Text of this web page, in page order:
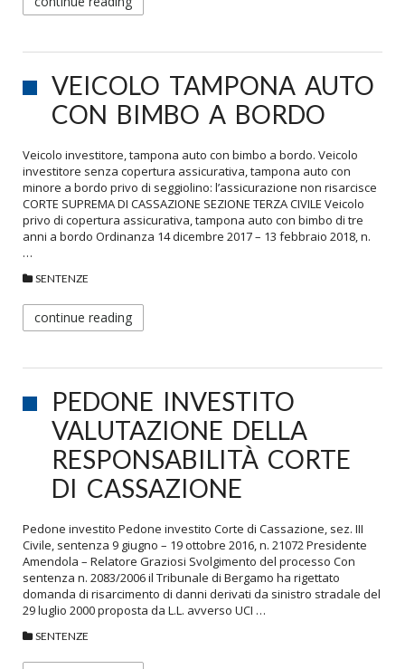
VEICOLO TAMPONA AUTO
CON BIMBO A BORDO
Veicolo investitore, tampona auto con bimbo a bordo. Veicolo
investitore senza copertura assicurativa, tampona auto con
minore a bordo privo di seggiolino: l’assicurazione non risarcisce
CORTE SUPREMA DI CASSAZIONE SEZIONE TERZA CIVILE Veicolo
privo di copertura assicurativa, tampona auto con bimbo di tre
anni a bordo Ordinanza 14 dicembre 2017 – 13 febbraio 2018, n.
…
SENTENZE
continue reading
PEDONE INVESTITO
VALUTAZIONE DELLA
RESPONSABILITÀ CORTE
DI CASSAZIONE
Pedone investito Pedone investito Corte di Cassazione, sez. III
Civile, sentenza 9 giugno – 19 ottobre 2016, n. 21072 Presidente
Amendola – Relatore Graziosi Svolgimento del processo Con
sentenza n. 2083/2006 il Tribunale di Bergamo ha rigettato
domanda di risarcimento di danni derivati da sinistro stradale del
29 luglio 2000 proposta da L.L. avverso UCI …
SENTENZE